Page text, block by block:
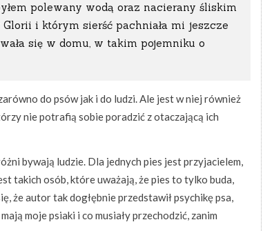
polewany wodą oraz nacierany śliskim
Glorii i którym sierść pachniała mi jeszcze
się w domu, w takim pojemniku o
do psów jak i do ludzi. Ale jest w niej również
nie potrafią sobie poradzić z otaczającą ich
bywają ludzie. Dla jednych pies jest przyjacielem,
takich osób, które uważają, że pies to tylko buda,
że autor tak dogłębnie przedstawił psychikę psa,
moje psiaki i co musiały przechodzić, zanim